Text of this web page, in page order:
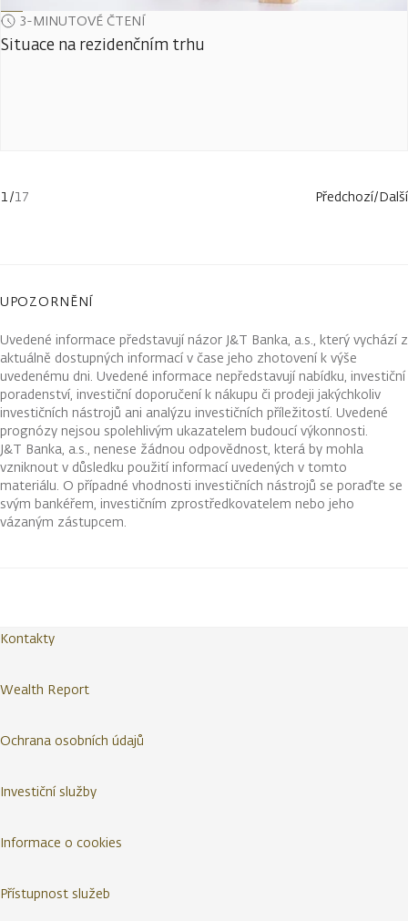
3-MINUTOVÉ ČTENÍ
Situace na rezidenčním trhu
1/17 Předchozí/Další
UPOZORNĚNÍ
Uvedené informace představují názor J&T Banka, a.s., který vychází z
aktuálně dostupných informací v čase jeho zhotovení k výše
uvedenému dni. Uvedené informace nepředstavují nabídku, investiční
poradenství, investiční doporučení k nákupu či prodeji jakýchkoliv
investičních nástrojů ani analýzu investičních příležitostí. Uvedené
prognózy nejsou spolehlivým ukazatelem budoucí výkonnosti.
J&T Banka, a.s., nenese žádnou odpovědnost, která by mohla
vzniknout v důsledku použití informací uvedených v tomto
materiálu. O případné vhodnosti investičních nástrojů se poraďte se
svým bankéřem, investičním zprostředkovatelem nebo jeho
vázaným zástupcem.
Kontakty
Wealth Report
Ochrana osobních údajů
Investiční služby
Informace o cookies
Přístupnost služeb